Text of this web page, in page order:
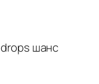
шанс